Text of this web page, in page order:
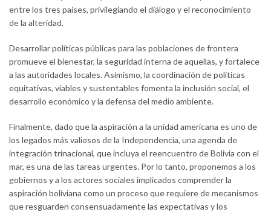
entre los tres países, privilegiando el diálogo y el reconocimiento
de la alteridad.
Desarrollar políticas públicas para las poblaciones de frontera
promueve el bienestar, la seguridad interna de aquellas, y fortalece
a las autoridades locales. Asimismo, la coordinación de políticas
equitativas, viables y sustentables fomenta la inclusión social, el
desarrollo económico y la defensa del medio ambiente.
Finalmente, dado que la aspiración a la unidad americana es uno de
los legados más valiosos de la Independencia, una agenda de
integración trinacional, que incluya el reencuentro de Bolivia con el
mar, es una de las tareas urgentes. Por lo tanto, proponemos a los
gobiernos y a los actores sociales implicados comprender la
aspiración boliviana como un proceso que requiere de mecanismos
que resguarden consensuadamente las expectativas y los